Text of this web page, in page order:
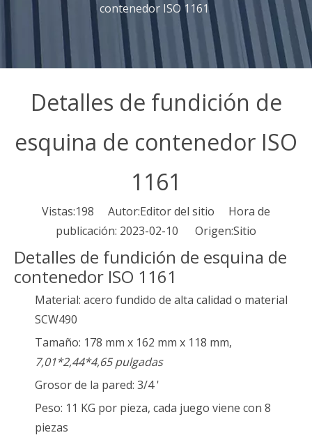
contenedor ISO 1161
Detalles de fundición de
esquina de contenedor ISO
1161
Vistas:198 Autor:Editor del sitio Hora de
publicación: 2023-02-10 Origen:Sitio
Detalles de fundición de esquina de
contenedor ISO 1161
Material: acero fundido de alta calidad o material
SCW490
Tamaño: 178 mm x 162 mm x 118 mm,
7,01*2,44*4,65 pulgadas
Grosor de la pared: 3/4 '
Peso: 11 KG por pieza, cada juego viene con 8
piezas